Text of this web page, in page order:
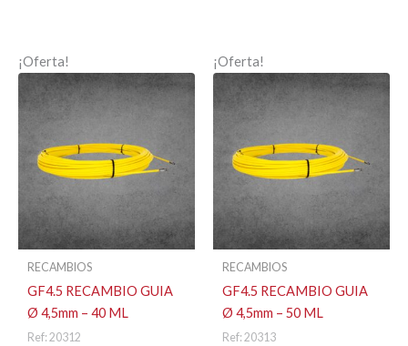
¡Oferta!
RECAMBIOS
GF4.5 RECAMBIO GUIA
Ø 4,5mm – 40 ML
Ref: 20312
¡Oferta!
RECAMBIOS
GF4.5 RECAMBIO GUIA
Ø 4,5mm – 50 ML
Ref: 20313